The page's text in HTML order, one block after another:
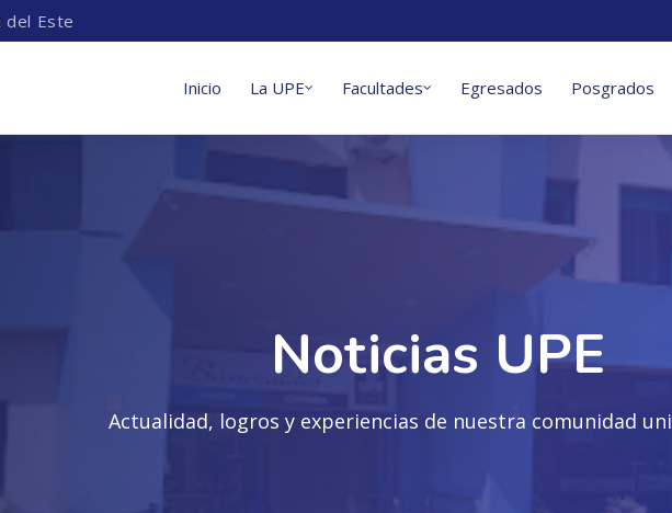
del Este
Inicio La UPE Facultades Egresados Posgrados
Noticias UPE
Actualidad, logros y experiencias de nuestra comunidad